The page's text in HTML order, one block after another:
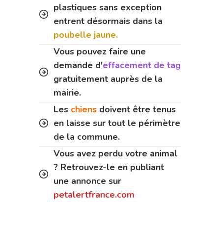
plastiques sans exception
entrent désormais dans la
poubelle jaune.
Vous pouvez faire une
demande d'effacement de tag
gratuitement auprès de la
mairie.
Les chiens doivent être tenus
en laisse sur tout le périmètre
de la commune.
Vous avez perdu votre animal
? Retrouvez-le en publiant
une annonce sur
petalertfrance.com